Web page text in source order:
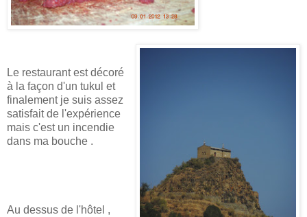
Le restaurant est décoré
à la façon d'un tukul et
finalement je suis assez
satisfait de l'expérience
mais c'est un incendie
dans ma bouche .
Au dessus de l'hôtel ,